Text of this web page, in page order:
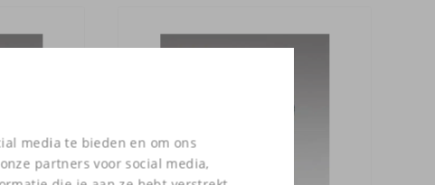
media te bieden en om ons
partners voor social media,